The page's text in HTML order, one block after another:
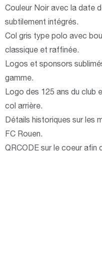
Couleur Noir avec la date
subtilement intégrés.
Col gris type polo avec
classique et raffinée.
Logos et sponsors
gamme.
Logo des 125 ans du club
col arrière.
Détails historiques sur les
FC Rouen.
QRCODE sur le coeur afin